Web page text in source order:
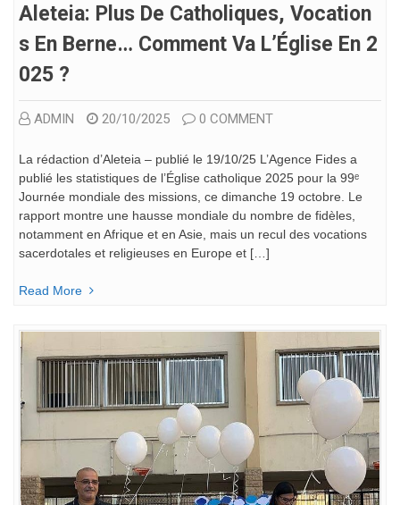
Aleteia: Plus De Catholiques, Vocation
S En Berne… Comment Va L’Église En 2
025 ?
ADMIN 20/10/2025 0 COMMENT
La rédaction d’Aleteia – publié le 19/10/25 L’Agence Fides a
publié les statistiques de l’Église catholique 2025 pour la 99ᵉ
Journée mondiale des missions, ce dimanche 19 octobre. Le
rapport montre une hausse mondiale du nombre de fidèles,
notamment en Afrique et en Asie, mais un recul des vocations
sacerdotales et religieuses en Europe et […]
Read More